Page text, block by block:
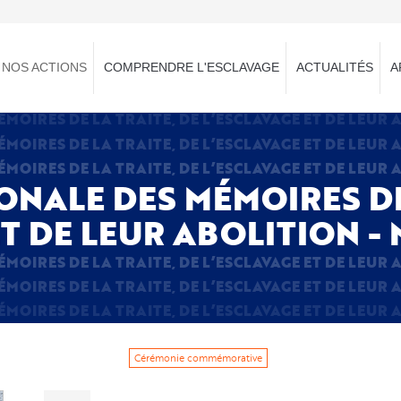
NOS ACTIONS COMPRENDRE L'ESCLAVAGE ACTUALITÉS
DE LA TRAITE, DE L’ESCLAVAGE ET DE
DE LA TRAITE, DE L’ESCLAVAGE ET DE
DE LA TRAITE, DE L’ESCLAVAGE ET DE
DES MÉMOIRES
DE LEUR ABOLITION
DE LA TRAITE, DE L’ESCLAVAGE ET DE
DE LA TRAITE, DE L’ESCLAVAGE ET DE
DE LA TRAITE, DE L’ESCLAVAGE ET DE
Cérémonie commémorative